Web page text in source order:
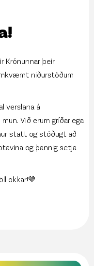
Krónunnar þeir
niðurstöðum
verslana á
Við erum gríðarlega
statt og stöðugt að
og þannig setja
okkar!💛